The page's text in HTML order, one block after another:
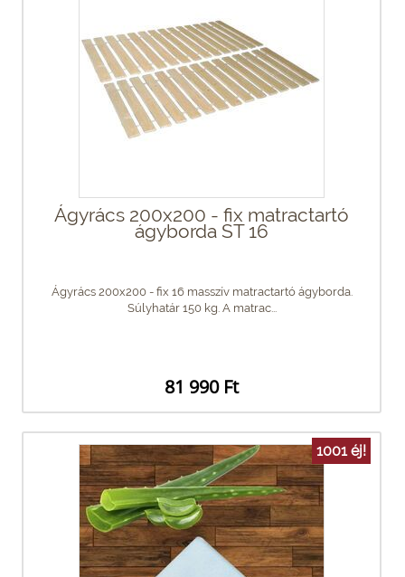
Ágyrács 200x200 - fix matractartó
ágyborda ST 16
Ágyrács 200x200 - fix 16 masszív matractartó ágyborda.
Súlyhatár 150 kg. A matrac...
81 990 Ft
1001 éj!